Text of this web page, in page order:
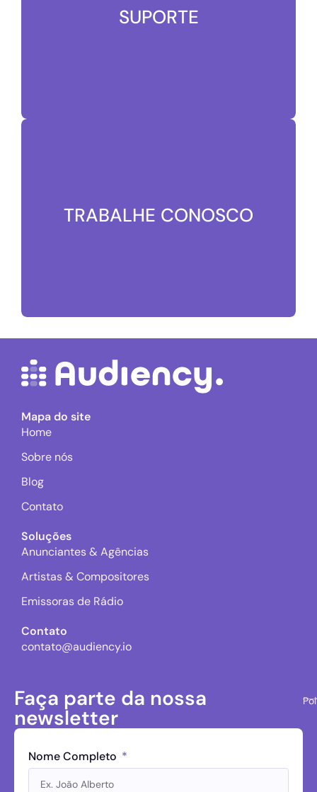
SUPORTE
TRABALHE CONOSCO
TRABALHE CONOSCO
Mapa do site
Home
Sobre nós
Blog
Contato
Soluções
Anunciantes & Agências
Artistas & Compositores
Emissoras de Rádio
Contato
contato@audiency.io
Faça parte da nossa
newsletter
Nome Completo